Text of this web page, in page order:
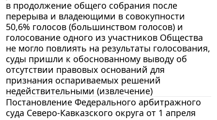
в продолжение общего собрания после
перерыва и владеющими в совокупности
50,6% голосов (большинством голосов) и
голосование одного из участников Общества
не могло повлиять на результаты голосования,
суды пришли к обоснованному выводу об
отсутствии правовых оснований для
признания оспариваемых решений
недействительными (извлечение)
Постановление Федерального арбитражного
суда Северо-Кавказского округа от 1 апреля